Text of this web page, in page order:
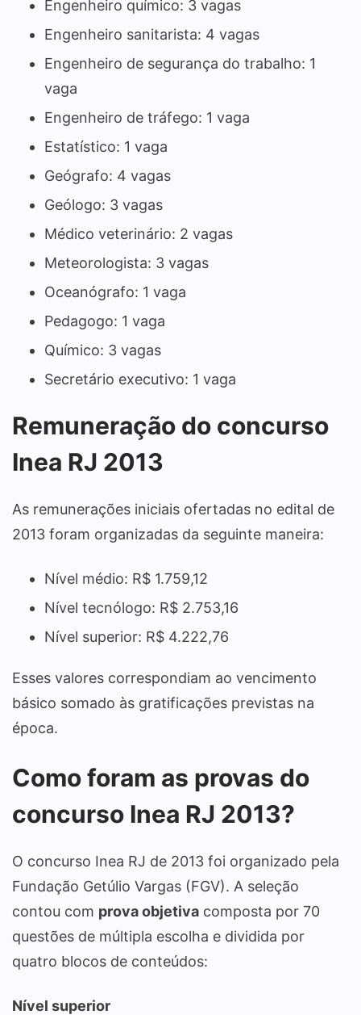
Engenheiro químico: 3 vagas
Engenheiro sanitarista: 4 vagas
Engenheiro de segurança do trabalho: 1
vaga
Engenheiro de tráfego: 1 vaga
Estatístico: 1 vaga
Geógrafo: 4 vagas
Geólogo: 3 vagas
Médico veterinário: 2 vagas
Meteorologista: 3 vagas
Oceanógrafo: 1 vaga
Pedagogo: 1 vaga
Químico: 3 vagas
Secretário executivo: 1 vaga
Remuneração do concurso
Inea RJ 2013
As remunerações iniciais ofertadas no edital de
2013 foram organizadas da seguinte maneira:
Nível médio: R$ 1.759,12
Nível tecnólogo: R$ 2.753,16
Nível superior: R$ 4.222,76
Esses valores correspondiam ao vencimento
básico somado às gratificações previstas na
época.
Como foram as provas do
concurso Inea RJ 2013?
O concurso Inea RJ de 2013 foi organizado pela
Fundação Getúlio Vargas (FGV). A seleção
contou com prova objetiva composta por 70
questões de múltipla escolha e dividida por
quatro blocos de conteúdos:
Nível superior